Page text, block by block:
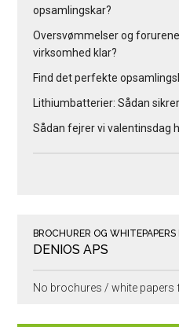
opsamlingskar?
Oversvømmelser og
virksomhed klar?
Find det perfekte
Lithiumbatterier: Sådan
Sådan fejrer vi valentinsdag
BROCHURER OG WHITEPAPERS
DENIOS APS
No brochures / white papers